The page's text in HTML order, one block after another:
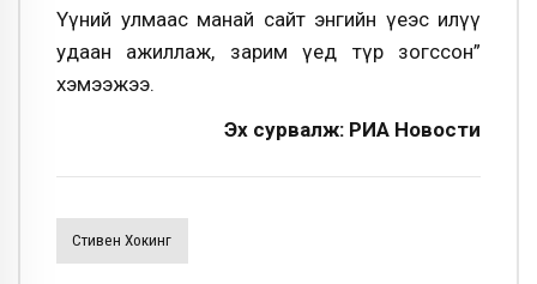
Үүний улмаас манай сайт энгийн үеэс илүү
удаан ажиллаж, зарим үед түр зогссон”
хэмээжээ.
Эх сурвалж: РИА Новости
Стивен Хокинг